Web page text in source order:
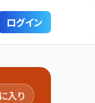
ログイン
入り